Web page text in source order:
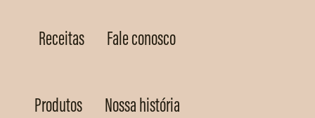
Receitas Fale conosco
Produtos Nossa história